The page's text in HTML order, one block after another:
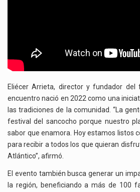
Eliécer Arrieta, director y fundador del
encuentro nació en 2022 como una
las tradiciones de la comunidad. “La
festival del sancocho porque nuestro
sabor que enamora. Hoy estamos listos
para recibir a todos los que quieran
Atlántico”, afirmó.
El evento también busca generar un
la región, beneficiando a más de 100